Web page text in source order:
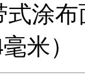
式涂布
米）